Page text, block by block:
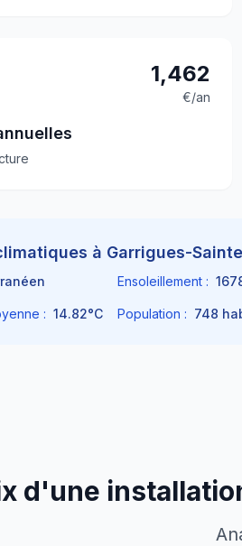
1,462
€/an
à Garrigues-
Ensoleillement :
: 14.82°C Population : 748
d'une